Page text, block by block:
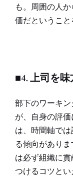
も。周囲の人
価だということ
■4. 上司を
部下のワーキ
が、自身の評
は、時間軸で
る傾向があり
は必ず組織に
つけるコツとい